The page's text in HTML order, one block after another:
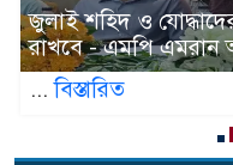
জুলাই শহিদ ও
রাখবে - এমপি এমরান
...বিস্তারিত